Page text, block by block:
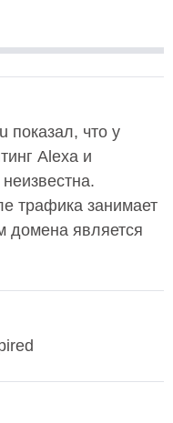
показал, что у
Alexa и
трафика занимает
домена является